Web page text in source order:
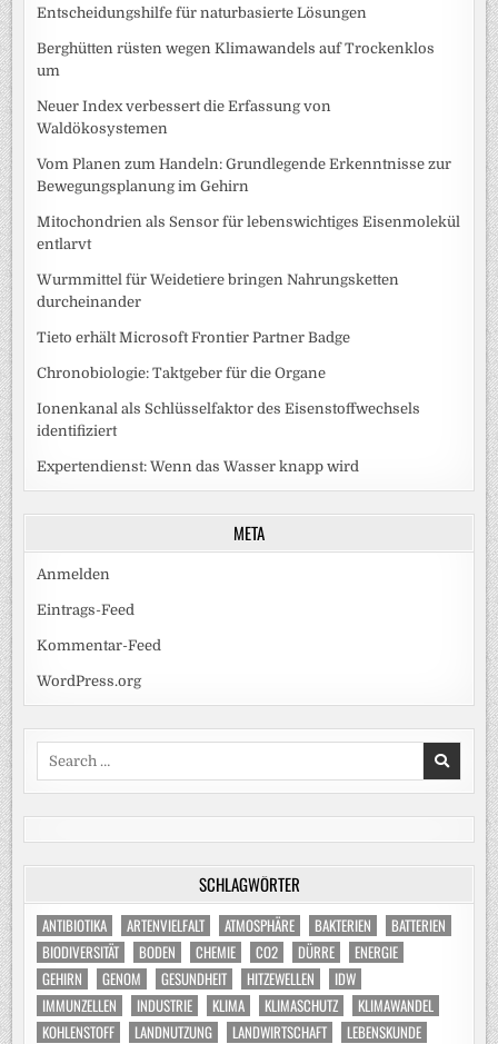
Entscheidungshilfe für naturbasierte Lösungen
Berghütten rüsten wegen Klimawandels auf Trockenklos
um
Neuer Index verbessert die Erfassung von
Waldökosystemen
Vom Planen zum Handeln: Grundlegende Erkenntnisse zur
Bewegungsplanung im Gehirn
Mitochondrien als Sensor für lebenswichtiges Eisenmolekül
entlarvt
Wurmmittel für Weidetiere bringen Nahrungsketten
durcheinander
Tieto erhält Microsoft Frontier Partner Badge
Chronobiologie: Taktgeber für die Organe
Ionenkanal als Schlüsselfaktor des Eisenstoffwechsels
identifiziert
Expertendienst: Wenn das Wasser knapp wird
META
Anmelden
Eintrags-Feed
Kommentar-Feed
WordPress.org
SCHLAGWÖRTER
ANTIBIOTIKA ARTENVIELFALT ATMOSPHÄRE BAKTERIEN
BATTERIEN
BIODIVERSITÄT
BODEN CHEMIE CO2 DÜRRE
ENERGIE
GEHIRN
GENOM GESUNDHEIT HITZEWELLEN
IDW
IMMUNZELLEN
INDUSTRIE KLIMA KLIMASCHUTZ
KLIMAWANDEL
KOHLENSTOFF
LANDNUTZUNG LANDWIRTSCHAFT
LEBENSKUNDE